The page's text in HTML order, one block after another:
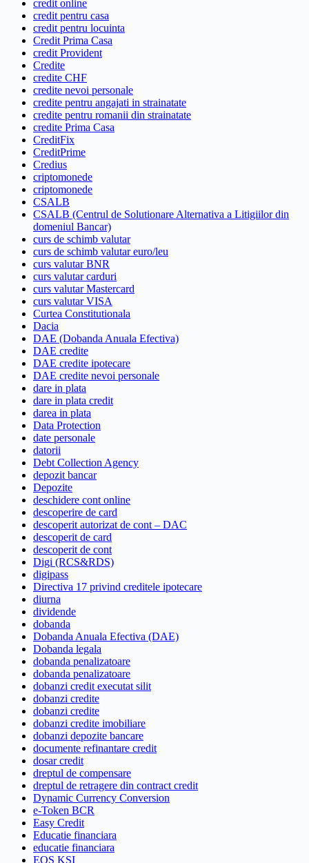
credit online
credit pentru casa
credit pentru locuinta
Credit Prima Casa
credit Provident
Credite
credite CHF
credite nevoi personale
credite pentru angajati in strainatate
credite pentru romanii din strainatate
credite Prima Casa
CreditFix
CreditPrime
Credius
criptomonede
criptomonede
CSALB
CSALB (Centrul de Solutionare Alternativa a Litigiilor din
domeniul Bancar)
curs de schimb valutar
curs de schimb valutar euro/leu
curs valutar BNR
curs valutar carduri
curs valutar Mastercard
curs valutar VISA
Curtea Constitutionala
Dacia
DAE (Dobanda Anuala Efectiva)
DAE credite
DAE credite ipotecare
DAE credite nevoi personale
dare in plata
dare in plata credit
darea in plata
Data Protection
date personale
datorii
Debt Collection Agency
depozit bancar
Depozite
deschidere cont online
descoperire de card
descoperit autorizat de cont – DAC
descoperit de card
descoperit de cont
Digi (RCS&RDS)
digipass
Directiva 17 privind creditele ipotecare
diurna
dividende
dobanda
Dobanda Anuala Efectiva (DAE)
Dobanda legala
dobanda penalizatoare
dobanda penalizatoare
dobanzi credit executat silit
dobanzi credite
dobanzi credite
dobanzi credite imobiliare
dobanzi depozite bancare
documente refinantare credit
dosar credit
dreptul de compensare
dreptul de retragere din contract credit
Dynamic Currency Conversion
e-Token BCR
Easy Credit
Educatie financiara
educatie financiara
EOS KSI